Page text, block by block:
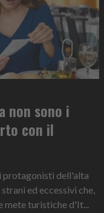
non sono i
con il
protagonisti dell'alta
ed eccessivi che,
mete turistiche d'It...